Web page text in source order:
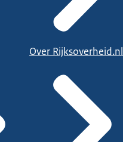
Over Rijksoverheid.nl